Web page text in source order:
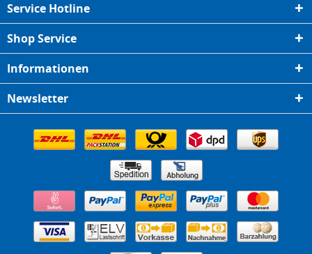
Service Hotline
Shop Service
Informationen
Newsletter